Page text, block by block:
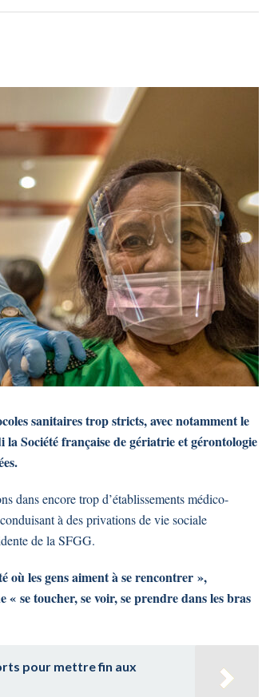
sanitaires trop stricts, avec notamment le
la Société française de gériatrie et gérontologie
dans encore trop d’établissements médico-
à des privations de vie sociale
de la SFGG.
où les gens aiment à se rencontrer »,
se toucher, se voir, se prendre dans les bras
pour mettre fin aux